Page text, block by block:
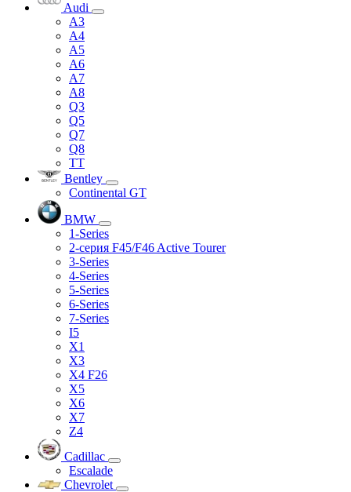
Audi
A3
A4
A5
A6
A7
A8
Q3
Q5
Q7
Q8
TT
Bentley
Continental GT
BMW
1-Series
2-серия F45/F46 Active Tourer
3-Series
4-Series
5-Series
6-Series
7-Series
I5
X1
X3
X4 F26
X5
X6
X7
Z4
Cadillac
Escalade
Chevrolet